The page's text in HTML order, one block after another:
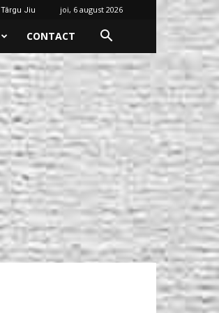
Târgu Jiu joi, 6 august 2026
CONTACT